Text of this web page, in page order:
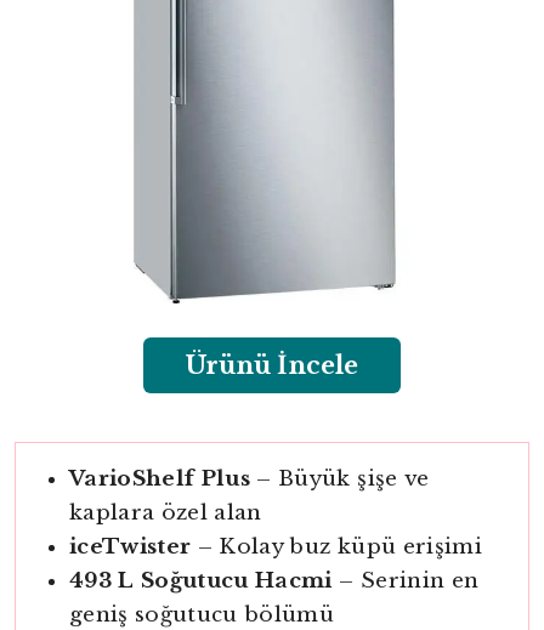
Ürünü İncele
VarioShelf Plus – Büyük şişe ve
kaplara özel alan
iceTwister – Kolay buz küpü erişimi
493 L Soğutucu Hacmi– Serinin en
geniş soğutucu bölümü